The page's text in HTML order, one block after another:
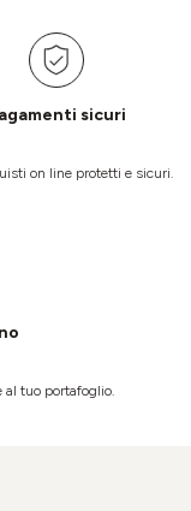
sicuri
on line protetti e sicuri.
al tuo portafoglio.